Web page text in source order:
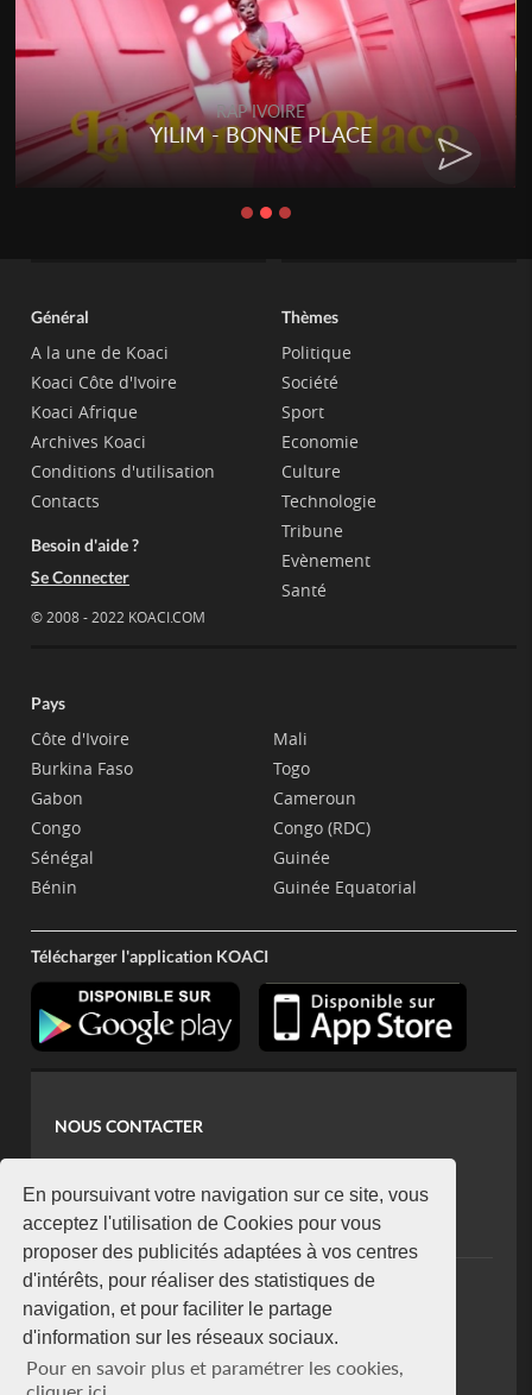
En poursuivant votre navigation sur ce site, vous
acceptez l'utilisation de Cookies pour vous
proposer des publicités adaptées à vos centres
d'intérêts, pour réaliser des statistiques de
navigation, et pour faciliter le partage
d'information sur les réseaux sociaux.
Pour en savoir plus et paramétrer les cookies,
RAP IVOIRE
YILIM - BONNE PLACE
Général
A la une de Koaci
Koaci Côte d'Ivoire
Koaci Afrique
Archives Koaci
Conditions d'utilisation
Contacts
Besoin d'aide ?
Se Connecter
© 2008 - 2022 KOACI.COM
Thèmes
Politique
Société
Sport
Economie
Culture
Technologie
Tribune
Evènement
Santé
Pays
Côte d'Ivoire
Burkina Faso
Gabon
Congo
Sénégal
Bénin
Mali
Togo
Cameroun
Congo (RDC)
Guinée
Guinée Equatorial
Télécharger l'application KOACI
NOUS CONTACTER
koaci@yahoo.fr
+225 07 08 85 52 93
NEWSLETTER
Restez connecté via notre newsletter
S'abonner
Se désabonner